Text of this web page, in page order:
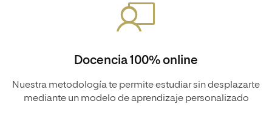
Docencia 100% online
Nuestra metodología te permite estudiar sin desplazarte
mediante un modelo de aprendizaje personalizado